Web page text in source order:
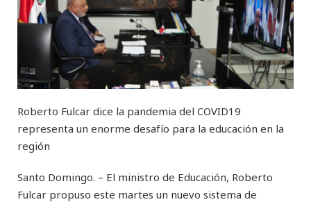
Roberto Fulcar dice la pandemia del COVID19
representa un enorme desafío para la educación en la
región
Santo Domingo. – El ministro de Educación, Roberto
Fulcar propuso este martes un nuevo sistema de